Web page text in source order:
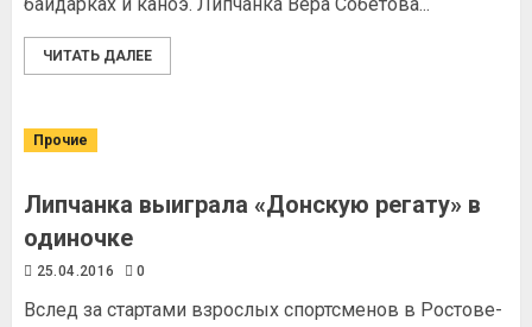
ЧИТАТЬ ДАЛЕЕ
Прочие
Липчанка выиграла «Донскую регату» в
одиночке
25.04.2016 0
Вслед за стартами взрослых спортсменов в Ростове-